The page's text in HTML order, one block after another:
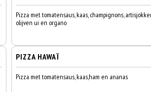
Pizza met tomatensaus, kaas, champignons,
olijven ui en organo
PIZZA HAWAÏ
Pizza met tomatensaus, kaas,ham en ananas